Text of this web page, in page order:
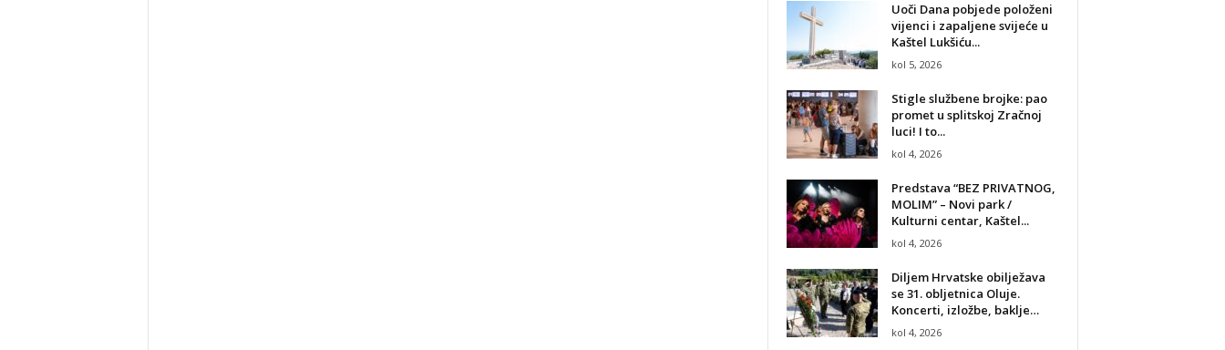
Uoči Dana pobjede položeni
vijenci i zapaljene svijeće u
Kaštel Lukšiću...
kol 5, 2026
Stigle službene brojke: pao
promet u splitskoj Zračnoj
luci! I to...
kol 4, 2026
Predstava “BEZ PRIVATNOG,
MOLIM” – Novi park /
Kulturni centar, Kaštel...
kol 4, 2026
Diljem Hrvatske obilježava
se 31. obljetnica Oluje.
Koncerti, izložbe, baklje…
kol 4, 2026